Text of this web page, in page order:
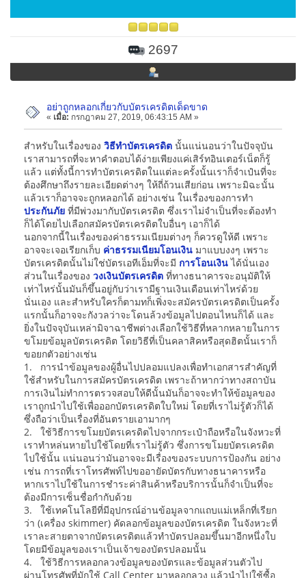
2697
อย่าถูกหลอกเกี่ยวกับบัตรเครดิตเด็ดขาด
« เมื่อ: กรกฎาคม 27, 2019, 06:43:15 AM »
สำหรับในเรื่องของ วิธีทำบัตรเครดิต นั้นแน่นอนว่าในปัจจุบัน
เราสามารถที่จะหาคำตอบได้ง่ายเพียงแค่เสิร์ทอินเตอร์เน็ตก็รู้
แล้ว แต่ทั้งนี้การทำบัตรเครดิตในแต่ละครั้งนั้นเราก็จำเป๋นที่จะ
ต้องศึกษาถึงรายละเอียดต่างๆ ให้ถี่ถ้วนเสียก่อน เพราะมิฉะนั้น
แล้วเราก็อาจจะถูกหลอกได้ อย่างเช่น ในเรื่องของการทำ
ประกันภัย ที่มีพ่วงมากับบัตรเครดิต ซึ่งเราไม่จำเป็นที่จะต้องทำ
ก็ได้โดยไปเลือกสมัครบัตรเครดิตใบอื่นๆ เอาก็ได้
นอกจากนี้ในเรื่องของค่าธรรมเนียมต่างๆ ก็ควรดูให้ดี เพราะ
อาจจะเจอเรียกเก็บ ค่าธรรมเนียมโอนเงิน มาแบบงงๆ เพราะ
บัตรเครดิตนั้นไม่ใช่บัตรเอทีเอ็มที่จะมี การโอนเงินได้นั่นเอง
ส่วนในเรื่องของ วงเงินบัตรเครดิต ที่ทางธนาคารจะอนุมัติให้
เท่าไหร่นั้นมันก็ขึ้นอยู่กับว่าเรามีฐานเงินเดือนเท่าไหร่ด้วย
นั่นเอง และสำหรับใครก็ตามทก็เพิ่งจะสมัครบัตรเครดิตเป็นครั้ง
แรกนั้นก็อาจจะกังวลว่าจะโดนล้วงข้อมูลไปตอนไหนก็ได้ และ
ยิ่งในปัจจุบันเหล่ามิจาฉาชีพต่างเลือกใช้วิธีที่หลากหลายในการ
ขโมยข้อมูลบัตรเครดิต โดยวิธีที่เป็นคลาสิคหรือสุดฮิตนั้นเราก็
ขอยกตัวอย่างเช่น
1. การนำข้อมูลของผู้อื่นไปปลอมแปลงเพื่อทำเอกสารสำคัญที่
ใช้สำหรับในการสมัครบัตรเครดิต เพราะถ้าหากว่าทางสถาบัน
การเงินไม่ทำการตรวจสอบให้ดีนั้นมันก็อาจจะทำให้ข้อมูลของ
เราถูกนำไปใช้เพื่อออกบัตรเครดิตใบใหม่ โดยที่เราไม่รู้ตัวก็ได้
ซึ่งถือว่าเป็นเรื่องที่อันตรายเอามากๆ
2. ใช้วิธีการขโมยบัตรเครดิตไปจากกระเป๋าถือหรือในจังหวะที่
เราทำหล่นหายไปใช้โดยที่เราไม่รู้ตัว ซึ่งการขโมยบัตรเครดิต
ไปใช้นั้น แน่นอนว่ามันอาจจะมีเรื่องของระบบการป้องกัน อย่าง
เช่น การถที่เราโทรศัพท์ไปขออายัดบัตรกับทางธนาคารหรือ
หากเราไปใช้ในการชำระค่าสินค้าหรือบริการนั้นก็จำเป็นที่จะ
ต้องมีการเซ็นชื่อกำกับด้วย
3. ใช้เทคโนโลยีที่มีอุปกรณ์อ่านข้อมูลจากแถบแม่เหล็กที่เรียก
ว่า (เครื่อง skimmer) คัดลอกข้อมูลของบัตรเครดิต ในจังหวะที่
เราละสายตาจากบัตรเครดิตแล้วทำบัตรปลอมขึ้นมาอีกหนึ่งใบ
โดยมีข้อมูลของเราเป็นเจ้าของบัตรปลอมนั้น
4. ใช้วิธีการหลอกลวงข้อมูลของบัตรและข้อมูลส่วนตัวไป
ผ่านโทรศัพที่มักใช้ Call Center มาหลอกลวง แล้วนำไปใช้ซื้อ